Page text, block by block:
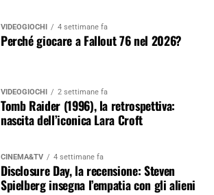
VIDEOGIOCHI 4 settimane fa
Perché giocare a Fallout 76 nel 2026?
VIDEOGIOCHI 2 settimane fa
Tomb Raider (1996), la retrospettiva:
nascita dell’iconica Lara Croft
CINEMA&TV 4 settimane fa
Disclosure Day, la recensione: Steven
Spielberg insegna l’empatia con gli alieni